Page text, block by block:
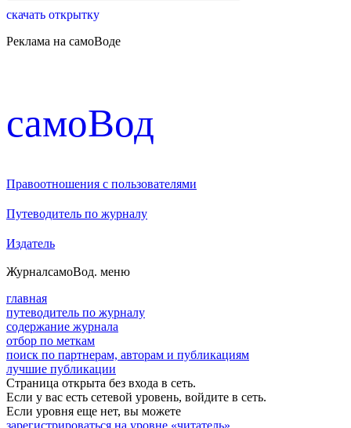
скачать открытку
Реклама на самоВоде
cамоВод
Правоотношения с пользователями
Путеводитель по журналу
Издатель
ЖурналсамоВод. меню
главная
путеводитель по журналу
содержание журнала
отбор по меткам
поиск по партнерам, авторам и публикациям
лучшие публикации
Страница открыта без входа в сеть.
Если у вас есть сетевой уровень, войдите в сеть.
Если уровня еще нет, вы можете
зарегистрироваться на уровне «читатель»